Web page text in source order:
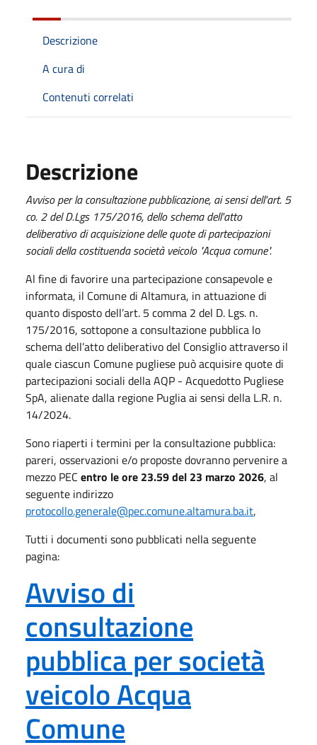
Descrizione
A cura di
Contenuti correlati
Descrizione
Avviso per la consultazione pubblicazione, ai sensi dell'art. 5
co. 2 del D.Lgs 175/2016, dello schema dell'atto
deliberativo di acquisizione delle quote di partecipazioni
sociali della costituenda società veicolo "Acqua comune".
Al fine di favorire una partecipazione consapevole e
informata, il Comune di Altamura, in attuazione di
quanto disposto dell’art. 5 comma 2 del D. Lgs. n.
175/2016, sottopone a consultazione pubblica lo
schema dell’atto deliberativo del Consiglio attraverso il
quale ciascun Comune pugliese può acquisire quote di
partecipazioni sociali della AQP - Acquedotto Pugliese
SpA, alienate dalla regione Puglia ai sensi della L.R. n.
14/2024.
Sono riaperti i termini per la consultazione pubblica:
pareri, osservazioni e/o proposte dovranno pervenire a
mezzo PEC entro le ore 23.59 del 23 marzo 2026, al
seguente indirizzo
protocollo.generale@pec.comune.altamura.ba.it,
Tutti i documenti sono pubblicati nella seguente
pagina:
Avviso di
consultazione
pubblica per società
veicolo Acqua
Comune